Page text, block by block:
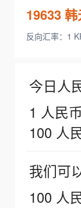
19633韩
反向汇率：1
今日人
1 人民
100 人
我们可
100 人